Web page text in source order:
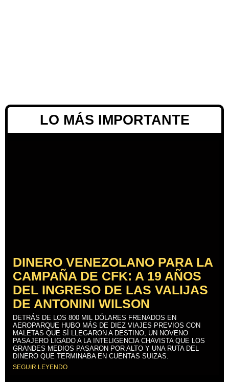
LO MÁS IMPORTANTE
DINERO VENEZOLANO PARA LA
CAMPAÑA DE CFK: A 19 AÑOS
DEL INGRESO DE LAS VALIJAS
DE ANTONINI WILSON
DETRÁS DE LOS 800 MIL DÓLARES FRENADOS EN
AEROPARQUE HUBO MÁS DE DIEZ VIAJES PREVIOS CON
MALETAS QUE SÍ LLEGARON A DESTINO, UN NOVENO
PASAJERO LIGADO A LA INTELIGENCIA CHAVISTA QUE LOS
GRANDES MEDIOS PASARON POR ALTO Y UNA RUTA DEL
DINERO QUE TERMINABA EN CUENTAS SUIZAS.
SEGUIR LEYENDO